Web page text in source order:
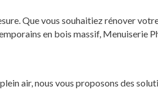
Que vous souhaitiez rénover
en bois massif, Menuiserie
air, nous vous proposons des